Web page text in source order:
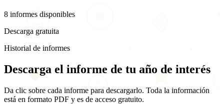
8 informes disponibles
Descarga gratuita
Historial de informes
Descarga el informe de tu año de interés
Da clic sobre cada informe para descargarlo. Toda la información
está en formato PDF y es de acceso gratuito.